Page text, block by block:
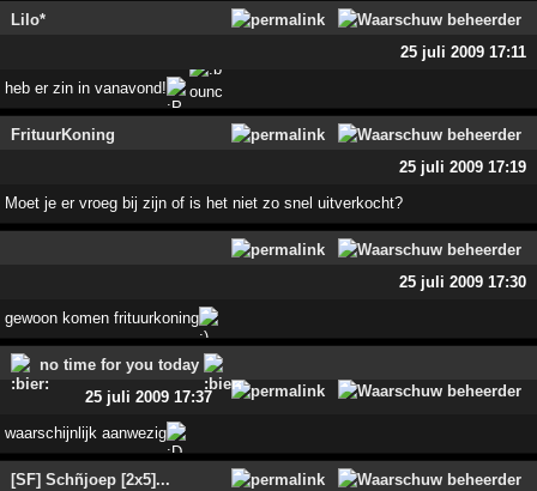
Lilo*
25 juli 2009 17:11
heb er zin in vanavond!
FrituurKoning
25 juli 2009 17:19
Moet je er vroeg bij zijn of is het niet zo snel uitverkocht?
25 juli 2009 17:30
gewoon komen frituurkoning
no time for you today
25 juli 2009 17:37
waarschijnlijk aanwezig
[SF] Schñjoep [2x5]...